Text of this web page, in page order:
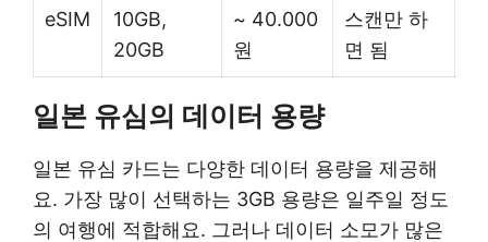
eSIM
10GB,
20GB
~ 40.000
원
스캔만 하
면 됨
일본 유심의 데이터 용량
일본 유심 카드는 다양한 데이터 용량을 제공해
요. 가장 많이 선택하는 3GB 용량은 일주일 정도
의 여행에 적합해요. 그러나 데이터 소모가 많은